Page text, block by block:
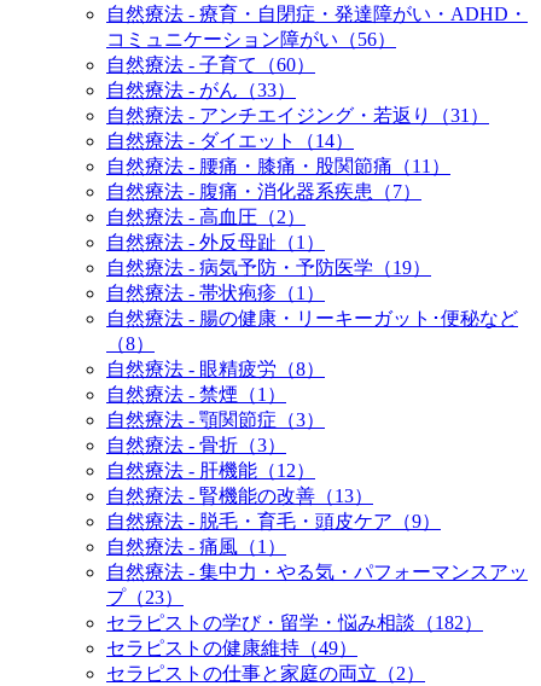
自然療法 - 療育・自閉症・発達障がい・ADHD・
コミュニケーション障がい（56）
自然療法 - 子育て（60）
自然療法 - がん（33）
自然療法 - アンチエイジング・若返り（31）
自然療法 - ダイエット（14）
自然療法 - 腰痛・膝痛・股関節痛（11）
自然療法 - 腹痛・消化器系疾患（7）
自然療法 - 高血圧（2）
自然療法 - 外反母趾（1）
自然療法 - 病気予防・予防医学（19）
自然療法 - 帯状疱疹（1）
自然療法 - 腸の健康・リーキーガット･便秘など
（8）
自然療法 - 眼精疲労（8）
自然療法 - 禁煙（1）
自然療法 - 顎関節症（3）
自然療法 - 骨折（3）
自然療法 - 肝機能（12）
自然療法 - 腎機能の改善（13）
自然療法 - 脱毛・育毛・頭皮ケア（9）
自然療法 - 痛風（1）
自然療法 - 集中力・やる気・パフォーマンスアッ
プ（23）
セラピストの学び・留学・悩み相談（182）
セラピストの健康維持（49）
セラピストの仕事と家庭の両立（2）